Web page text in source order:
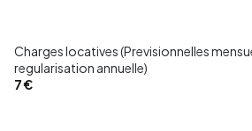
Charges locatives (Previsionnelles
regularisation annuelle)
7 €